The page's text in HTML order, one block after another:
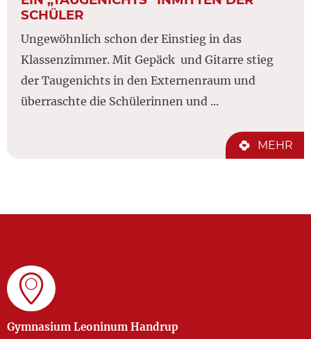
SCHÜLER
Ungewöhnlich schon der Einstieg in das
Klassenzimmer. Mit Gepäck und Gitarre stieg
der Taugenichts in den Externenraum und
überraschte die Schülerinnen und ...
MEHR
Gymnasium Leoninum Handrup